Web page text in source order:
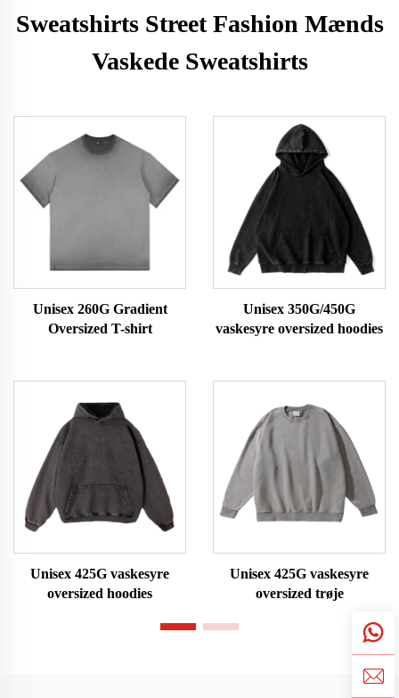
Sweatshirts Street Fashion Mænds
Vaskede Sweatshirts
Unisex 260G Gradient
Oversized T-shirt
Unisex 350G/450G
vaskesyre oversized hoodies
Unisex 425G vaskesyre
oversized hoodies
Unisex 425G vaskesyre
oversized trøje